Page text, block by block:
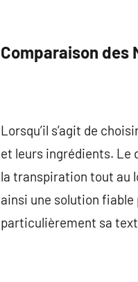
Comparaison
Lorsqu’il s’agit de
et leurs ingrédients. Le
la transpiration tout au
ainsi une solution
particulièrement sa